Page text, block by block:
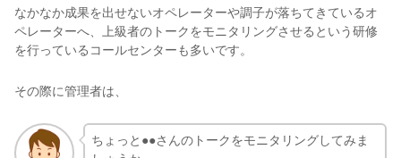
なかなか成果を出せないオペレーターや調子が落ちてきているオ
ペレーターへ、上級者のトークをモニタリングさせるという研修
を行っているコールセンターも多いです。
その際に管理者は、
ちょっと●●さんのトークをモニタリングしてみま